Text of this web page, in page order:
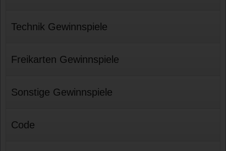
Technik Gewinnspiele
Freikarten Gewinnspiele
Sonstige Gewinnspiele
Code